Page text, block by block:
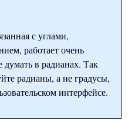
с углами,
работает очень
думать в радианах. Так
радианы, а не градусы,
интерфейсе.